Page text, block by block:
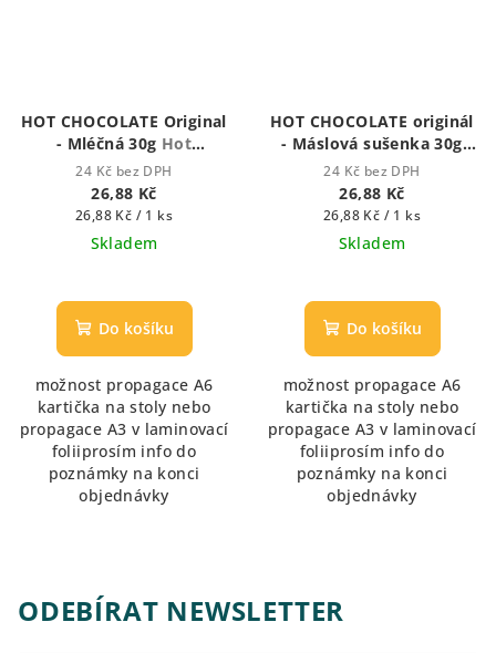
HOT CHOCOLATE Original
- Mléčná 30g Hot
Chocolate - Houstnoucí
krémová čokoláda
24 Kč bez DPH
26,88 Kč
Měrná
cena:
26,88 Kč / 1 ks
Skladem
hodnocení
produktu
z
5
hvězdiček.
Do košíku
možnost propagace A6
kartička na stoly nebo
propagace A3 v laminovací
foliiprosím info do
poznámky na konci
objednávky
HOT CHOCOLATE originál
- Máslová sušenka 30g
Hot chocolate -
Houstnoucí krémová
čokoláda
24 Kč bez DPH
26,88 Kč
Měrná
cena:
26,88 Kč / 1 ks
Skladem
Do košíku
možnost propagace A6
kartička na stoly nebo
propagace A3 v laminovací
foliiprosím info do
poznámky na konci
objednávky
ODEBÍRAT NEWSLETTER